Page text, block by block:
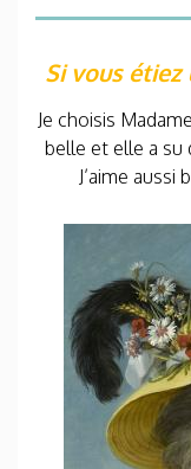
Si vous étiez
Je choisis
belle et elle a su
J’aime